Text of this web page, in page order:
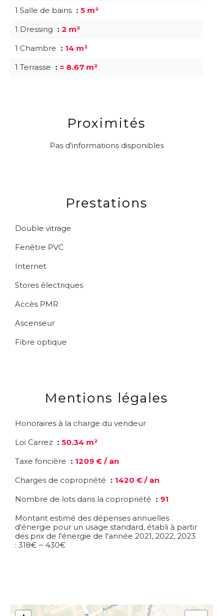
1 Salle de bains
5 m²
1 Dressing
2 m²
1 Chambre
14 m²
1 Terrasse
= 8.67 m²
Proximités
Pas d'informations disponibles
Prestations
Double vitrage
Fenêtre PVC
Internet
Stores électriques
Accès PMR
Ascenseur
Fibre optique
Mentions légales
Honoraires à la charge du vendeur
Loi Carrez
50.34 m²
Taxe foncière
1209 € / an
Charges de copropriété
1420 € / an
Nombre de lots dans la copropriété
91
Montant estimé des dépenses annuelles
d'énergie pour un usage standard, établi à partir
des prix de l'énergie de l'année 2021, 2022, 2023
: 318€ ~ 430€